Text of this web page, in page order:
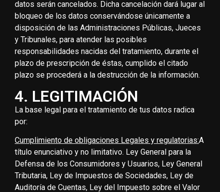
datos serán cancelados. Dicha cancelación dará lugar al
bloqueo de los datos conservándose únicamente a
disposición de las Administraciones Públicas, Jueces
y Tribunales, para atender las posibles
responsabilidades nacidas del tratamiento, durante el
plazo de prescripción de éstas, cumplido el citado
plazo se procederá a la destrucción de la información.
4. LEGITIMACIÓN
La base legal para el tratamiento de tus datos radica
por:
Cumplimiento de obligaciones Legales y regulatorias:A
título enunciativo y no limitativo. Ley General para la
Defensa de los Consumidores y Usuarios, Ley General
Tributaria, Ley de Impuestos de Sociedades, Ley de
Auditoría de Cuentas, Ley del Impuesto sobre el Valor